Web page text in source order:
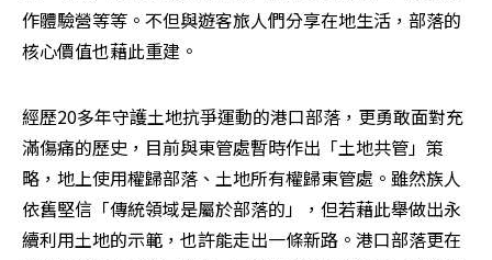
作體驗營等等。不但與遊客旅人們分享在地生活，部落的
核心價值也藉此重建。
經歷20多年守護土地抗爭運動的港口部落，更勇敢面對充
滿傷痛的歷史，目前與東管處暫時作出「土地共管」策
略，地上使用權歸部落、土地所有權歸東管處。雖然族人
依舊堅信「傳統領域是屬於部落的」，但若藉此舉做出永
續利用土地的示範，也許能走出一條新路。港口部落更在